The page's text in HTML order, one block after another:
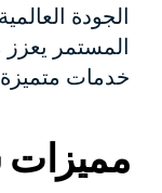
الجودة
المستمر
خدمات متميزة
مميزات